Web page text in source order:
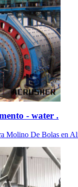
- water .
Molino De Bolas en